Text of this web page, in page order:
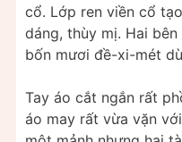
cổ. Lớp ren viền cổ
dáng, thùy mị. Hai
bốn mươi đề-xi-mét
Tay áo cắt ngắn rất
áo may rất vừa vặn